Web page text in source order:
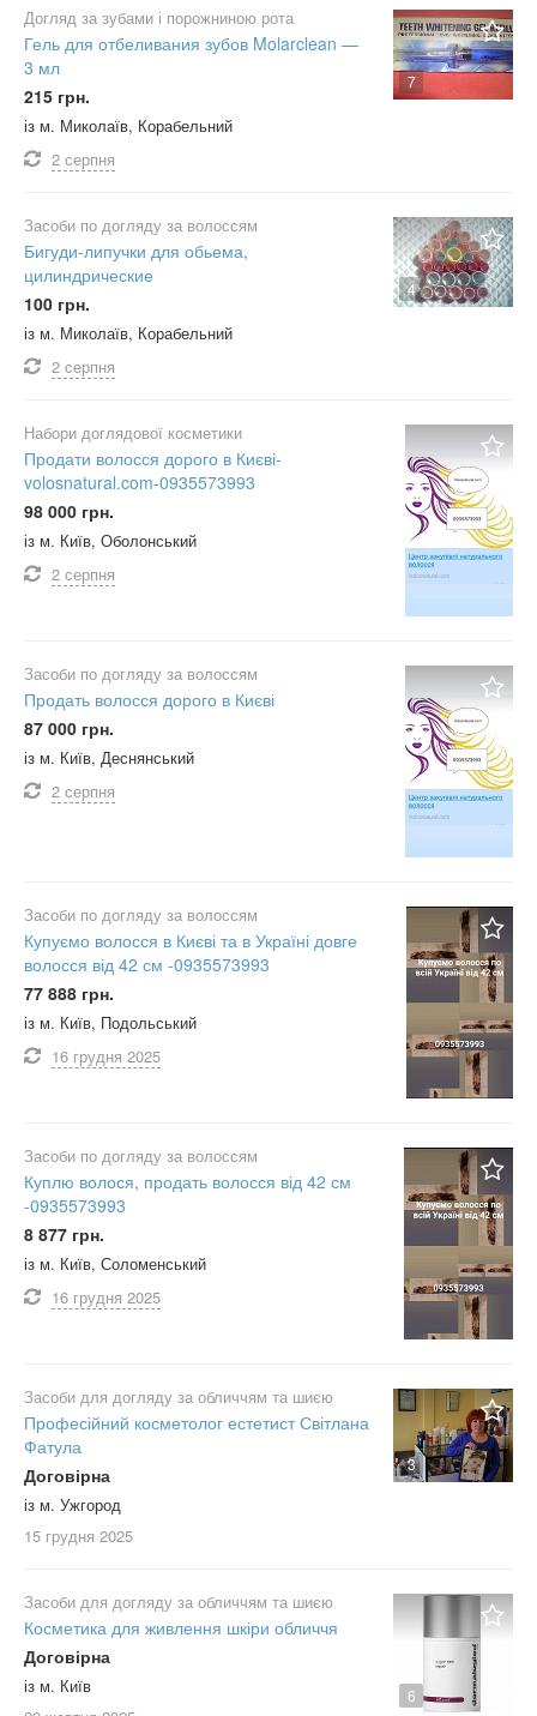
7
Догляд за зубами і порожниною рота
Гель для отбеливания зубов Molarclean —
3 мл
215 грн.
із м. Миколаїв, Корабельний
2 серпня
4
Засоби по догляду за волоссям
Бигуди-липучки для обьема,
цилиндрические
100 грн.
із м. Миколаїв, Корабельний
2 серпня
Набори доглядової косметики
Продати волосся дорого в Києві-
volosnatural.com-0935573993
98 000 грн.
із м. Київ, Оболонський
2 серпня
Засоби по догляду за волоссям
Продать волосся дорого в Києві
87 000 грн.
із м. Київ, Деснянський
2 серпня
Засоби по догляду за волоссям
Купуємо волосся в Києві та в Україні довге
волосся від 42 см -0935573993
77 888 грн.
із м. Київ, Подольський
16 грудня 2025
Засоби по догляду за волоссям
Куплю волося, продать волосся від 42 см
-0935573993
8 877 грн.
із м. Київ, Соломенський
16 грудня 2025
3
Засоби для догляду за обличчям та шиєю
Професійний косметолог естетист Світлана
Фатула
Договірна
із м. Ужгород
15 грудня 2025
6
Засоби для догляду за обличчям та шиєю
Косметика для живлення шкіри обличчя
Договірна
із м. Київ